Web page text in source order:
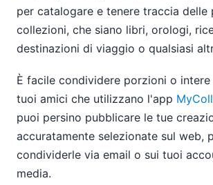
per catalogare e tenere traccia delle
collezioni, che siano libri, orologi,
destinazioni di viaggio o qualsiasi
È facile condividere porzioni o
tuoi amici che utilizzano l'app
puoi persino pubblicare le tue
accuratamente selezionate sul web,
condividerle via email o sui tuoi
media.